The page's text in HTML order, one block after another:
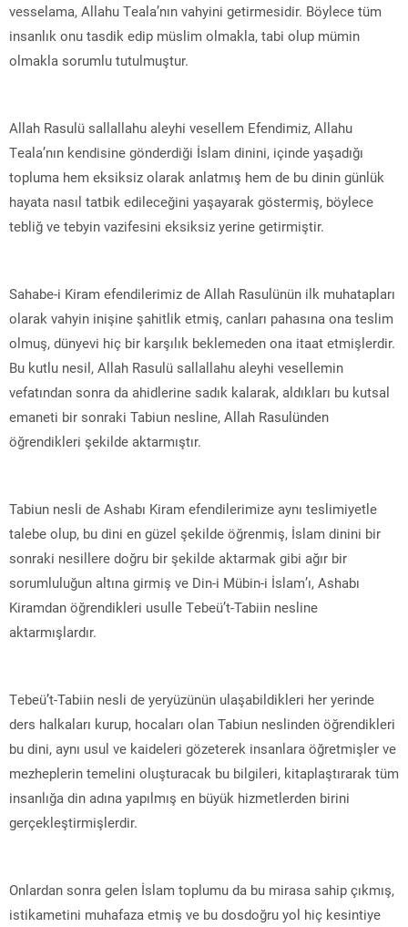
vesselama, Allahu Teala’nın vahyini getirmesidir. Böylece tüm
insanlık onu tasdik edip müslim olmakla, tabi olup mümin
olmakla sorumlu tutulmuştur.
Allah Rasulü sallallahu aleyhi vesellem Efendimiz, Allahu
Teala’nın kendisine gönderdiği İslam dinini, içinde yaşadığı
topluma hem eksiksiz olarak anlatmış hem de bu dinin günlük
hayata nasıl tatbik edileceğini yaşayarak göstermiş, böylece
tebliğ ve tebyin vazifesini eksiksiz yerine getirmiştir.
Sahabe-i Kiram efendilerimiz de Allah Rasulünün ilk muhatapları
olarak vahyin inişine şahitlik etmiş, canları pahasına ona teslim
olmuş, dünyevi hiç bir karşılık beklemeden ona itaat etmişlerdir.
Bu kutlu nesil, Allah Rasulü sallallahu aleyhi vesellemin
vefatından sonra da ahidlerine sadık kalarak, aldıkları bu kutsal
emaneti bir sonraki Tabiun nesline, Allah Rasulünden
öğrendikleri şekilde aktarmıştır.
Tabiun nesli de Ashabı Kiram efendilerimize aynı teslimiyetle
talebe olup, bu dini en güzel şekilde öğrenmiş, İslam dinini bir
sonraki nesillere doğru bir şekilde aktarmak gibi ağır bir
sorumluluğun altına girmiş ve Din-i Mübin-i İslam’ı, Ashabı
Kiramdan öğrendikleri usulle Tebeü’t-Tabiin nesline
aktarmışlardır.
Tebeü’t-Tabiin nesli de yeryüzünün ulaşabildikleri her yerinde
ders halkaları kurup, hocaları olan Tabiun neslinden öğrendikleri
bu dini, aynı usul ve kaideleri gözeterek insanlara öğretmişler ve
mezheplerin temelini oluşturacak bu bilgileri, kitaplaştırarak tüm
insanlığa din adına yapılmış en büyük hizmetlerden birini
gerçekleştirmişlerdir.
Onlardan sonra gelen İslam toplumu da bu mirasa sahip çıkmış,
istikametini muhafaza etmiş ve bu dosdoğru yol hiç kesintiye